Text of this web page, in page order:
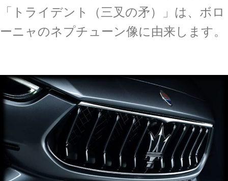
「トライデント（三叉の矛）」は、ボロ
ーニャのネプチューン像に由来します。